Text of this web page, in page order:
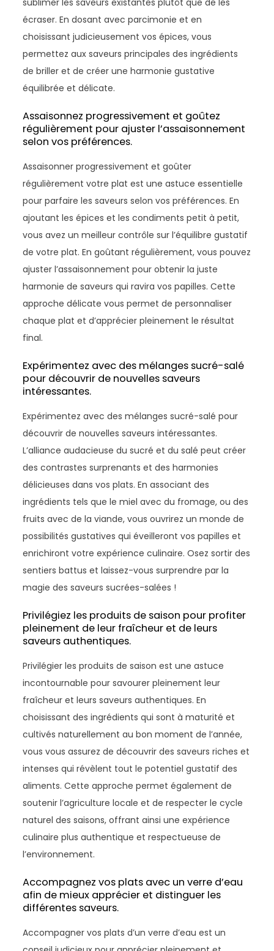
sublimer les saveurs existantes plutôt que de les
écraser. En dosant avec parcimonie et en
choisissant judicieusement vos épices, vous
permettez aux saveurs principales des ingrédients
de briller et de créer une harmonie gustative
équilibrée et délicate.
Assaisonnez progressivement et goûtez
régulièrement pour ajuster l’assaisonnement
selon vos préférences.
Assaisonner progressivement et goûter
régulièrement votre plat est une astuce essentielle
pour parfaire les saveurs selon vos préférences. En
ajoutant les épices et les condiments petit à petit,
vous avez un meilleur contrôle sur l’équilibre gustatif
de votre plat. En goûtant régulièrement, vous pouvez
ajuster l’assaisonnement pour obtenir la juste
harmonie de saveurs qui ravira vos papilles. Cette
approche délicate vous permet de personnaliser
chaque plat et d’apprécier pleinement le résultat
final.
Expérimentez avec des mélanges sucré-salé
pour découvrir de nouvelles saveurs
intéressantes.
Expérimentez avec des mélanges sucré-salé pour
découvrir de nouvelles saveurs intéressantes.
L’alliance audacieuse du sucré et du salé peut créer
des contrastes surprenants et des harmonies
délicieuses dans vos plats. En associant des
ingrédients tels que le miel avec du fromage, ou des
fruits avec de la viande, vous ouvrirez un monde de
possibilités gustatives qui éveilleront vos papilles et
enrichiront votre expérience culinaire. Osez sortir des
sentiers battus et laissez-vous surprendre par la
magie des saveurs sucrées-salées !
Privilégiez les produits de saison pour profiter
pleinement de leur fraîcheur et de leurs
saveurs authentiques.
Privilégier les produits de saison est une astuce
incontournable pour savourer pleinement leur
fraîcheur et leurs saveurs authentiques. En
choisissant des ingrédients qui sont à maturité et
cultivés naturellement au bon moment de l’année,
vous vous assurez de découvrir des saveurs riches et
intenses qui révèlent tout le potentiel gustatif des
aliments. Cette approche permet également de
soutenir l’agriculture locale et de respecter le cycle
naturel des saisons, offrant ainsi une expérience
culinaire plus authentique et respectueuse de
l’environnement.
Accompagnez vos plats avec un verre d’eau
afin de mieux apprécier et distinguer les
différentes saveurs.
Accompagner vos plats d’un verre d’eau est un